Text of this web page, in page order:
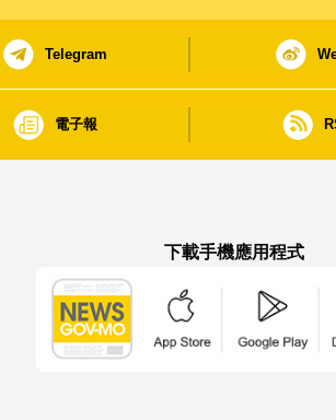
Telegram
電子報
下載手機應用程式